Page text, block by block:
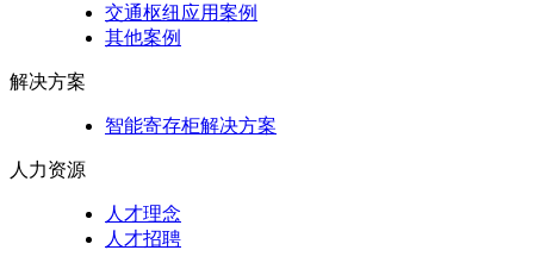
交通枢纽应用案例
其他案例
解决方案
智能寄存柜解决方案
人力资源
人才理念
人才招聘